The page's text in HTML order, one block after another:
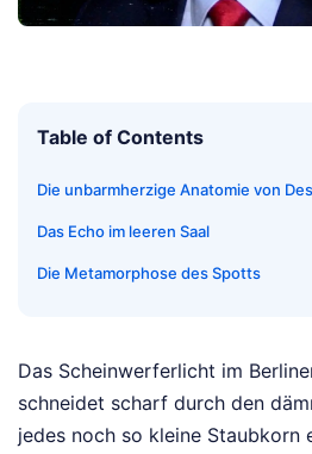
Table of Contents
Die unbarmherzige Anatomie von
Das Echo im leeren Saal
Die Metamorphose des Spotts
Das Scheinwerferlicht im
schneidet scharf durch den
jedes noch so kleine Staubkorn